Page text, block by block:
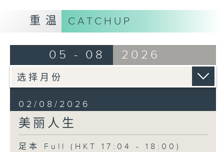
重温 CATCHUP
05 - 08 2026
02/08/2026
美丽人生
足本 Full (HKT 17:04 - 18:00)